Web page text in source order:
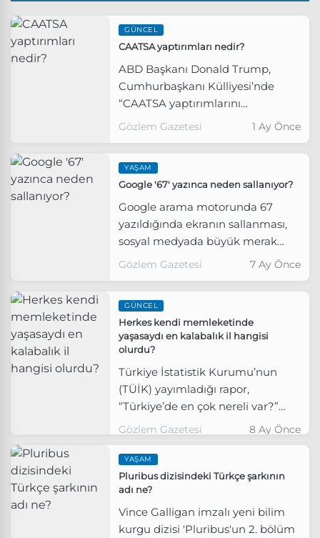
GÜNCEL
CAATSA yaptırımları nedir?
ABD Başkanı Donald Trump,
Cumhurbaşkanı Külliyesi’nde
“CAATSA yaptırımlarını
kaldıracağız" dedi.
Gözlem Gazetesi 1 Ay Önce
YAŞAM
Google '67' yazınca neden sallanıyor?
Google arama motorunda 67
yazıldığında ekranın sallanması,
sosyal medyada büyük merak
uyandırdı.
Gözlem Gazetesi 7 Ay Önce
GÜNCEL
Herkes kendi memleketinde
yaşasaydı en kalabalık il hangisi
olurdu?
Türkiye İstatistik Kurumu’nun
(TÜİK) yayımladığı rapor,
“Türkiye’de en çok nereli var?”
sorusuna net bir yanıt verdi.
Gözlem Gazetesi 8 Ay Önce
YAŞAM
Pluribus dizisindeki Türkçe şarkının
adı ne?
Vince Galligan imzalı yeni bilim
kurgu dizisi 'Pluribus'un 2. bölüm